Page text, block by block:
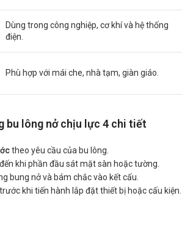
Dùng trong công nghiệp, cơ khí và hệ thống
điện.
Phù hợp với mái che, nhà tạm, giàn giáo.
bu lông nở chịu lực 4 chi tiết
theo yêu cầu của bu lông.
khi phần đầu sát mặt sàn hoặc tường.
bung nở và bám chắc vào kết cấu.
trước khi tiến hành lắp đặt thiết bị hoặc cấu kiện.